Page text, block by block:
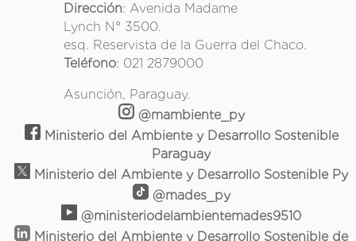
Dirección: Avenida Madame
Lynch N° 3500.
esq. Reservista de la Guerra del Chaco.
Teléfono: 021 2879000
Asunción, Paraguay.
@mambiente_py
Ministerio del Ambiente y Desarrollo Sostenible
Paraguay
Ministerio del Ambiente y Desarrollo Sostenible Py
@mades_py
@ministeriodelambientemades9510
Ministerio del Ambiente y Desarrollo Sostenible de